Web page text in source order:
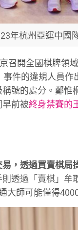
年杭州亞運中國
召開全國棋牌領
件的違規人員
號的處分。鄭
早前被終身禁賽的
，透過買賣棋局
透過「賣棋」
大師可能僅得